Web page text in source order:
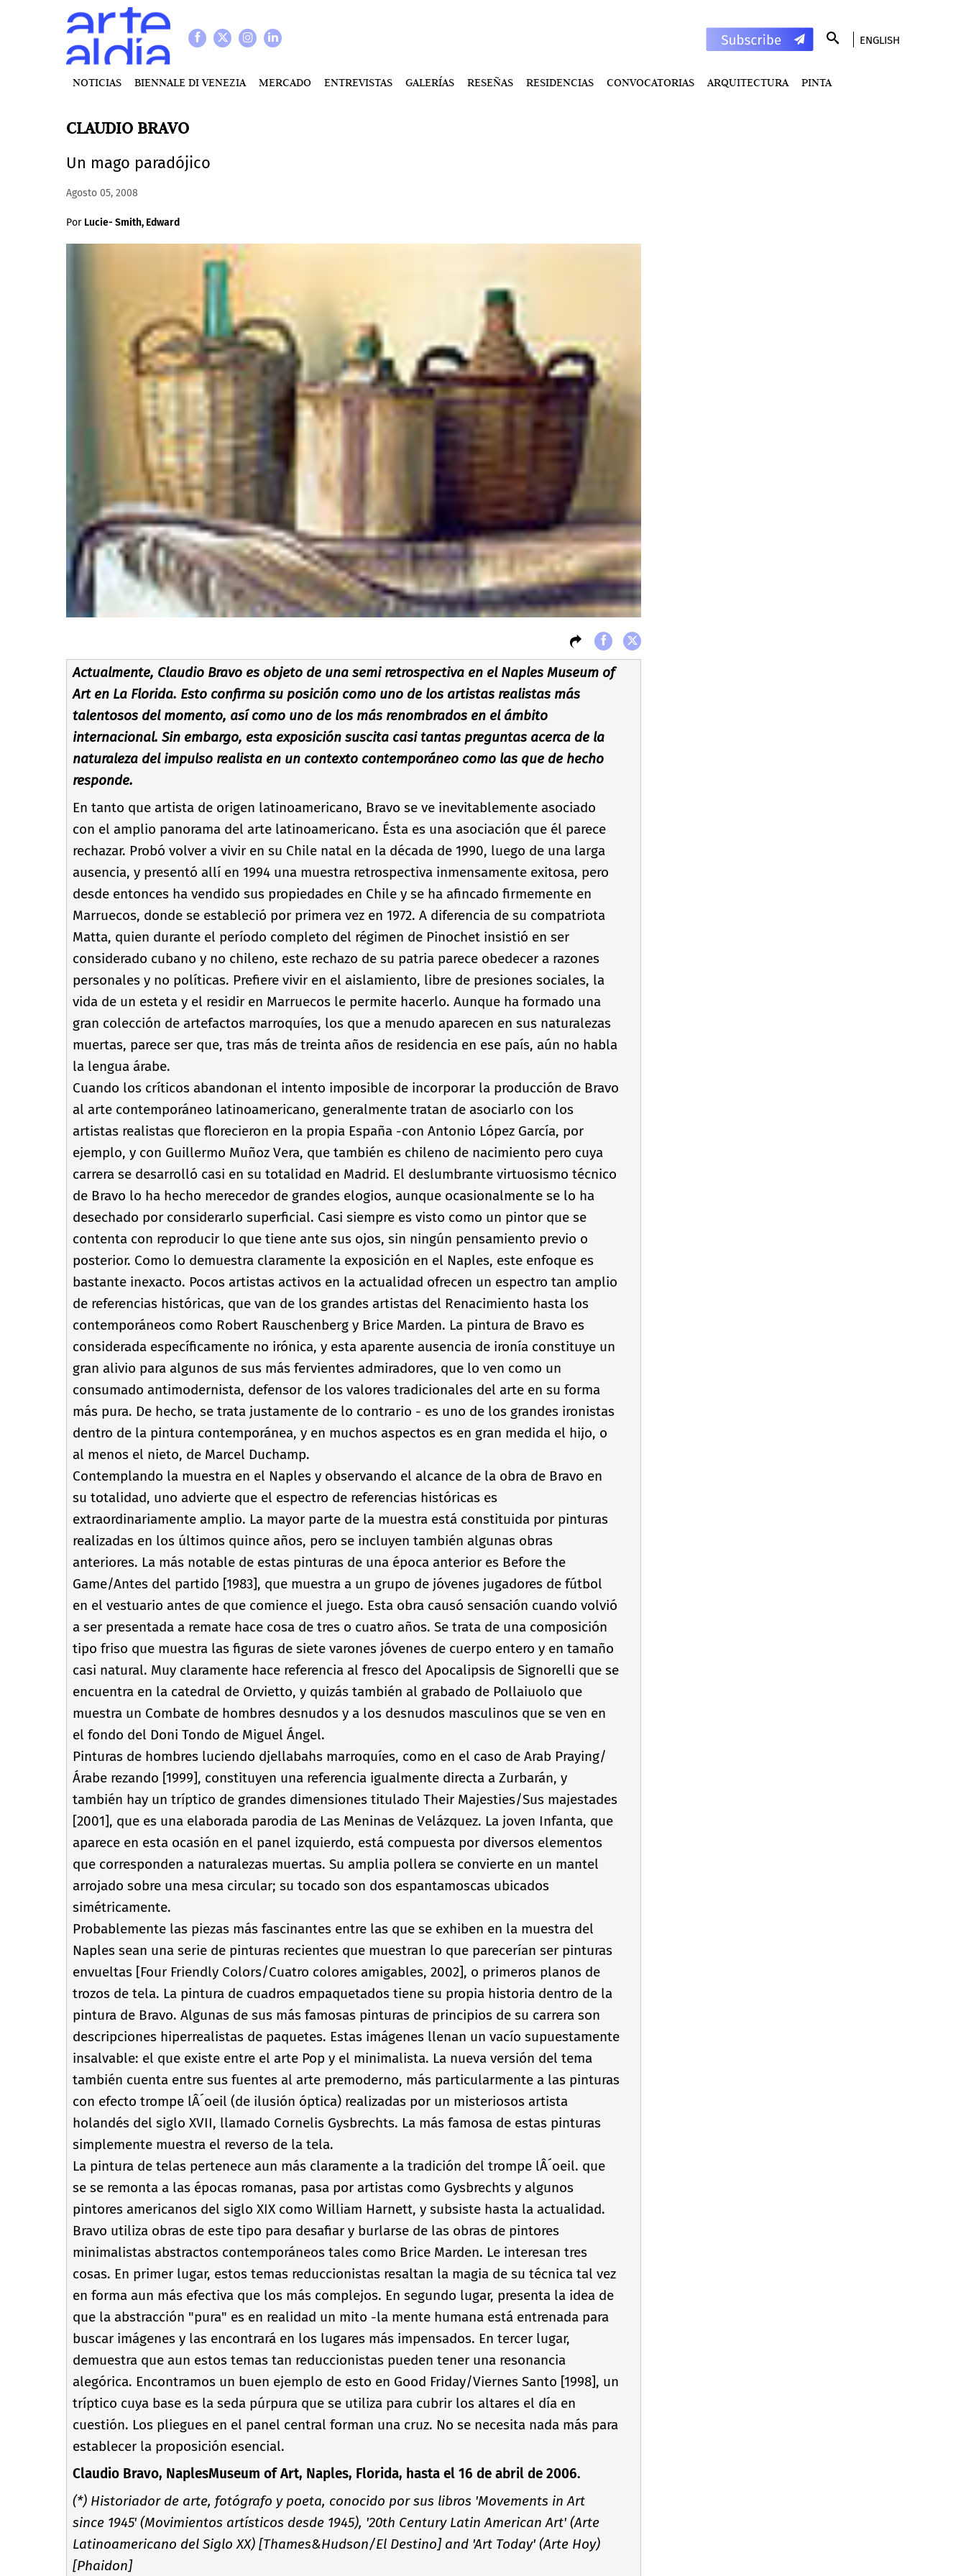
ENGLISH
NOTICIAS BIENNALE DI VENEZIA MERCADO ENTREVISTAS GALERÍAS RESEÑAS RESIDENCIAS CONVOCATORIAS ARQUITECTURA PINTA
CLAUDIO BRAVO
Un mago paradójico
Agosto 05, 2008
Por Lucie- Smith, Edward
Actualmente, Claudio Bravo es objeto de una semi retrospectiva en el Naples Museum of
Art en La Florida. Esto confirma su posición como uno de los artistas realistas más
talentosos del momento, así­ como uno de los más renombrados en el ámbito
internacional. Sin embargo, esta exposición suscita casi tantas preguntas acerca de la
naturaleza del impulso realista en un contexto contemporáneo como las que de hecho
responde.
En tanto que artista de origen latinoamericano, Bravo se ve inevitablemente asociado
con el amplio panorama del arte latinoamericano. Ésta es una asociación que él parece
rechazar. Probó volver a vivir en su Chile natal en la década de 1990, luego de una larga
ausencia, y presentó allí­ en 1994 una muestra retrospectiva inmensamente exitosa, pero
desde entonces ha vendido sus propiedades en Chile y se ha afincado firmemente en
Marruecos, donde se estableció por primera vez en 1972. A diferencia de su compatriota
Matta, quien durante el perí­odo completo del régimen de Pinochet insistió en ser
considerado cubano y no chileno, este rechazo de su patria parece obedecer a razones
personales y no polí­ticas. Prefiere vivir en el aislamiento, libre de presiones sociales, la
vida de un esteta y el residir en Marruecos le permite hacerlo. Aunque ha formado una
gran colección de artefactos marroquí­es, los que a menudo aparecen en sus naturalezas
muertas, parece ser que, tras más de treinta años de residencia en ese paí­s, aún no habla
la lengua árabe.
Cuando los crí­ticos abandonan el intento imposible de incorporar la producción de Bravo
al arte contemporáneo latinoamericano, generalmente tratan de asociarlo con los
artistas realistas que florecieron en la propia España -con Antonio López Garcí­a, por
ejemplo, y con Guillermo Muñoz Vera, que también es chileno de nacimiento pero cuya
carrera se desarrolló casi en su totalidad en Madrid. El deslumbrante virtuosismo técnico
de Bravo lo ha hecho merecedor de grandes elogios, aunque ocasionalmente se lo ha
desechado por considerarlo superficial. Casi siempre es visto como un pintor que se
contenta con reproducir lo que tiene ante sus ojos, sin ningún pensamiento previo o
posterior. Como lo demuestra claramente la exposición en el Naples, este enfoque es
bastante inexacto. Pocos artistas activos en la actualidad ofrecen un espectro tan amplio
de referencias históricas, que van de los grandes artistas del Renacimiento hasta los
contemporáneos como Robert Rauschenberg y Brice Marden. La pintura de Bravo es
considerada especí­ficamente no irónica, y esta aparente ausencia de ironí­a constituye un
gran alivio para algunos de sus más fervientes admiradores, que lo ven como un
consumado antimodernista, defensor de los valores tradicionales del arte en su forma
más pura. De hecho, se trata justamente de lo contrario - es uno de los grandes ironistas
dentro de la pintura contemporánea, y en muchos aspectos es en gran medida el hijo, o
al menos el nieto, de Marcel Duchamp.
Contemplando la muestra en el Naples y observando el alcance de la obra de Bravo en
su totalidad, uno advierte que el espectro de referencias históricas es
extraordinariamente amplio. La mayor parte de la muestra está constituida por pinturas
realizadas en los últimos quince años, pero se incluyen también algunas obras
anteriores. La más notable de estas pinturas de una época anterior es Before the
Game/Antes del partido [1983], que muestra a un grupo de jóvenes jugadores de fútbol
en el vestuario antes de que comience el juego. Esta obra causó sensación cuando volvió
a ser presentada a remate hace cosa de tres o cuatro años. Se trata de una composición
tipo friso que muestra las figuras de siete varones jóvenes de cuerpo entero y en tamaño
casi natural. Muy claramente hace referencia al fresco del Apocalipsis de Signorelli que se
encuentra en la catedral de Orvietto, y quizás también al grabado de Pollaiuolo que
muestra un Combate de hombres desnudos y a los desnudos masculinos que se ven en
el fondo del Doni Tondo de Miguel Ángel.
Pinturas de hombres luciendo djellabahs marroquí­es, como en el caso de Arab Praying/
Árabe rezando [1999], constituyen una referencia igualmente directa a Zurbarán, y
también hay un trí­ptico de grandes dimensiones titulado Their Majesties/Sus majestades
[2001], que es una elaborada parodia de Las Meninas de Velázquez. La joven Infanta, que
aparece en esta ocasión en el panel izquierdo, está compuesta por diversos elementos
que corresponden a naturalezas muertas. Su amplia pollera se convierte en un mantel
arrojado sobre una mesa circular; su tocado son dos espantamoscas ubicados
simétricamente.
Probablemente las piezas más fascinantes entre las que se exhiben en la muestra del
Naples sean una serie de pinturas recientes que muestran lo que parecerí­an ser pinturas
envueltas [Four Friendly Colors/Cuatro colores amigables, 2002], o primeros planos de
trozos de tela. La pintura de cuadros empaquetados tiene su propia historia dentro de la
pintura de Bravo. Algunas de sus más famosas pinturas de principios de su carrera son
descripciones hiperrealistas de paquetes. Estas imágenes llenan un vací­o supuestamente
insalvable: el que existe entre el arte Pop y el minimalista. La nueva versión del tema
también cuenta entre sus fuentes al arte premoderno, más particularmente a las pinturas
con efecto trompe lÂ´oeil (de ilusión óptica) realizadas por un misteriosos artista
holandés del siglo XVII, llamado Cornelis Gysbrechts. La más famosa de estas pinturas
simplemente muestra el reverso de la tela.
La pintura de telas pertenece aun más claramente a la tradición del trompe lÂ´oeil. que
se se remonta a las épocas romanas, pasa por artistas como Gysbrechts y algunos
pintores americanos del siglo XIX como William Harnett, y subsiste hasta la actualidad.
Bravo utiliza obras de este tipo para desafiar y burlarse de las obras de pintores
minimalistas abstractos contemporáneos tales como Brice Marden. Le interesan tres
cosas. En primer lugar, estos temas reduccionistas resaltan la magia de su técnica tal vez
en forma aun más efectiva que los más complejos. En segundo lugar, presenta la idea de
que la abstracción "pura" es en realidad un mito -la mente humana está entrenada para
buscar imágenes y las encontrará en los lugares más impensados. En tercer lugar,
demuestra que aun estos temas tan reduccionistas pueden tener una resonancia
alegórica. Encontramos un buen ejemplo de esto en Good Friday/Viernes Santo [1998], un
trí­ptico cuya base es la seda púrpura que se utiliza para cubrir los altares el dí­a en
cuestión. Los pliegues en el panel central forman una cruz. No se necesita nada más para
establecer la proposición esencial.
Claudio Bravo, NaplesMuseum of Art, Naples, Florida, hasta el 16 de abril de 2006.
(*) Historiador de arte, fotógrafo y poeta, conocido por sus libros 'Movements in Art
since 1945' (Movimientos artí­sticos desde 1945), '20th Century Latin American Art' (Arte
Latinoamericano del Siglo XX) [Thames&Hudson/El Destino] and 'Art Today' (Arte Hoy)
[Phaidon]